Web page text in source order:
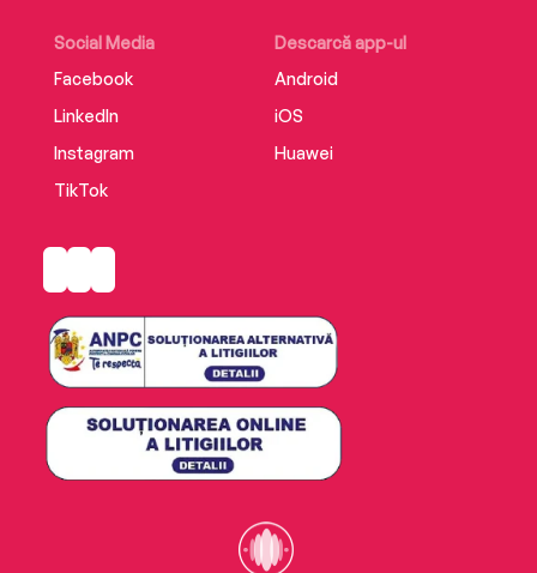
Social Media
Facebook
LinkedIn
Instagram
TikTok
Descarcă app-ul
Android
iOS
Huawei